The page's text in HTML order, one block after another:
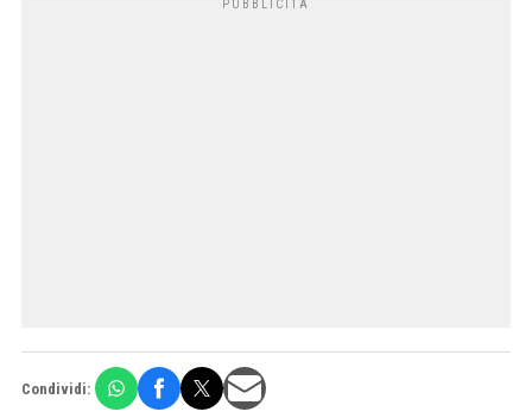
Condividi: